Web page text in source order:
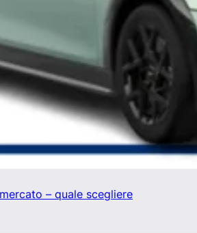
– quale scegliere